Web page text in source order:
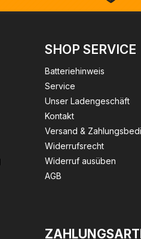
SHOP SERVICE
Batteriehinweis
Service
Unser Ladengeschäft
Kontakt
Versand &
Widerrufsrecht
Widerruf ausüben
AGB